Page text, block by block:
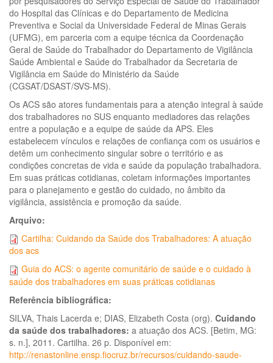
do Hospital das Clínicas e do Departamento de Medicina
Preventiva e Social da Universidade Federal de Minas Gerais
(UFMG), em parceria com a equipe técnica da Coordenação
Geral de Saúde do Trabalhador do Departamento de Vigilância
Saúde Ambiental e Saúde do Trabalhador da Secretaria de
Vigilância em Saúde do Ministério da Saúde
(CGSAT/DSAST/SVS-MS).
Os ACS são atores fundamentais para a atenção integral à saúde
dos trabalhadores no SUS enquanto mediadores das relações
entre a população e a equipe de saúde da APS. Eles
estabelecem vínculos e relações de confiança com os usuários e
detêm um conhecimento singular sobre o território e as
condições concretas de vida e saúde da população trabalhadora.
Em suas práticas cotidianas, coletam informações importantes
para o planejamento e gestão do cuidado, no âmbito da
vigilância, assistência e promoção da saúde.
Arquivo:
Cartilha: Cuidando da Saúde dos Trabalhadores: A atuação
dos acs
Guia do ACS: o agente comunitário de saúde e o cuidado à
saúde dos trabalhadores em suas práticas cotidianas
Referência bibliográfica:
SILVA, Thais Lacerda e; DIAS, Elizabeth Costa (org). Cuidando
da saúde dos trabalhadores: a atuação dos ACS. [Betim, MG:
s. n.], 2011. Cartilha. 26 p. Disponível em:
http://renastonline.ensp.fiocruz.br/recursos/cuidando-saude-